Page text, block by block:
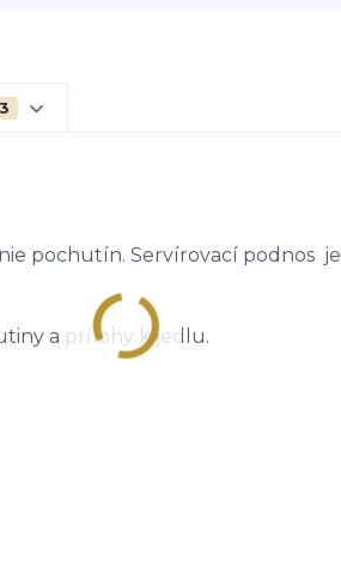
3
pochutín. Servírovací podnos je
a prílohy k jedlu.